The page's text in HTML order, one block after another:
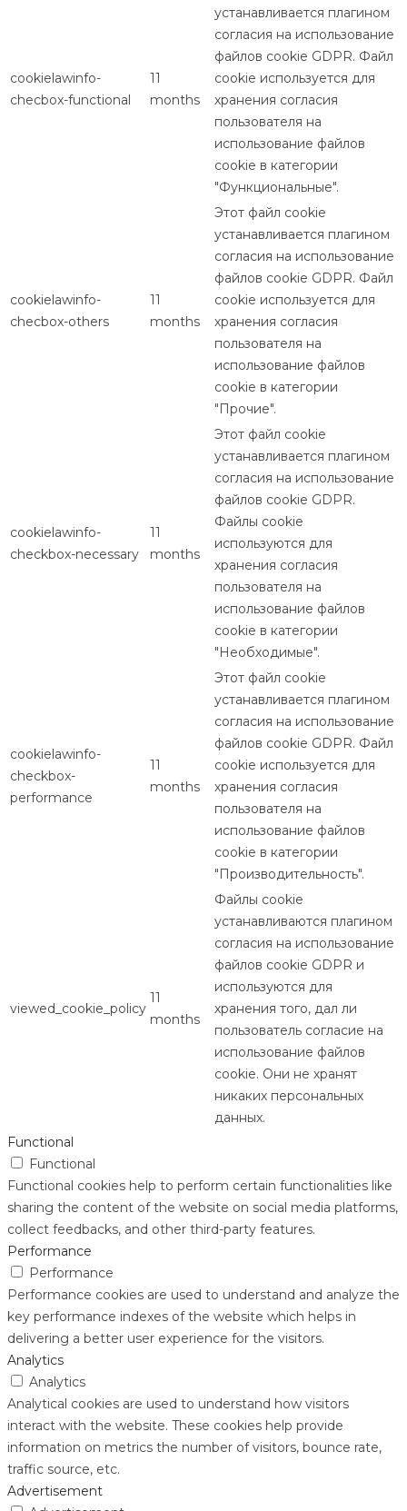
cookielawinfo-
checbox-functional
11
months
устанавливается плагином
согласия на использование
файлов cookie GDPR. Файл
cookie используется для
хранения согласия
пользователя на
использование файлов
cookie в категории
"Функциональные".
cookielawinfo-
checbox-others
11
months
Этот файл cookie
устанавливается плагином
согласия на использование
файлов cookie GDPR. Файл
cookie используется для
хранения согласия
пользователя на
использование файлов
cookie в категории
"Прочие".
cookielawinfo-
checkbox-necessary
11
months
Этот файл cookie
устанавливается плагином
согласия на использование
файлов cookie GDPR.
Файлы cookie
используются для
хранения согласия
пользователя на
использование файлов
cookie в категории
"Необходимые".
cookielawinfo-
checkbox-
performance
11
months
Этот файл cookie
устанавливается плагином
согласия на использование
файлов cookie GDPR. Файл
cookie используется для
хранения согласия
пользователя на
использование файлов
cookie в категории
"Производительность".
viewed_cookie_policy
11
months
Файлы cookie
устанавливаются плагином
согласия на использование
файлов cookie GDPR и
используются для
хранения того, дал ли
пользователь согласие на
использование файлов
cookie. Они не хранят
никаких персональных
данных.
Functional
Functional
Functional cookies help to perform certain functionalities like
sharing the content of the website on social media platforms,
collect feedbacks, and other third-party features.
Performance
Performance
Performance cookies are used to understand and analyze the
key performance indexes of the website which helps in
delivering a better user experience for the visitors.
Analytics
Analytics
Analytical cookies are used to understand how visitors
interact with the website. These cookies help provide
information on metrics the number of visitors, bounce rate,
traffic source, etc.
Advertisement